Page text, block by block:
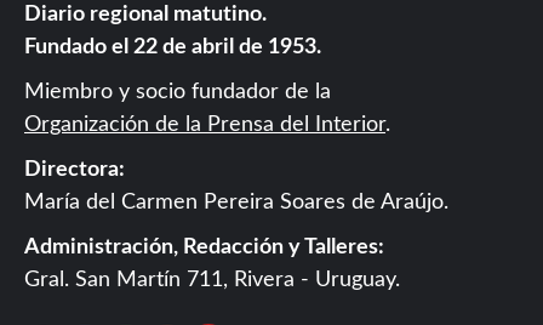
Diario regional matutino.
Fundado el 22 de abril de 1953.
Miembro y socio fundador de la
Organización de la Prensa del Interior.
Directora:
María del Carmen Pereira Soares de Araújo.
Administración, Redacción y Talleres:
Gral. San Martín 711, Rivera - Uruguay.